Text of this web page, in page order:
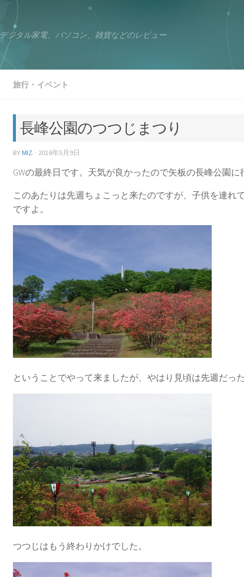
デジタル家電、パソコン、雑貨などのレビュー
旅行・イベント
長峰公園のつつじまつり
BYMIZ. · 2016年5月9日
GWの最終日です。天気が良かったので矢板の長峰公園に
このあたりは先週ちょこっと来たのですが、子供を連れ
ですよ。
ということでやって来ましたが、やはり見頃は先週だった
つつじはもう終わりかけでした。